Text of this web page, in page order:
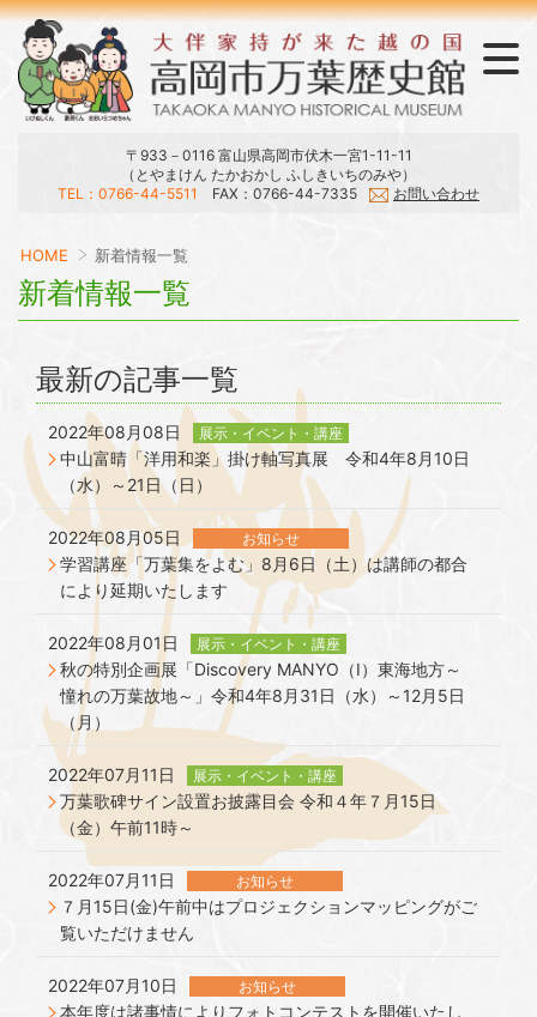
〒933－0116 富山県高岡市伏木一宮1-11-11
（とやまけん たかおかし ふしきいちのみや）
TEL：0766-44-5511
FAX：0766-44-7335 お問い合わせ
展示・庭園・館内マップ
ラウンジ・おみやげ・刊行物
開館日・時間・観覧料
HOME 新着情報一覧
新着情報一覧
最新の記事一覧
2022年08月08日 展示・イベント・講座
中山富晴「洋用和楽」掛け軸写真展 令和4年8月10日
（水）～21日（日）
2022年08月05日 お知らせ
学習講座「万葉集をよむ」8月6日（土）は講師の都合
により延期いたします
2022年08月01日 展示・イベント・講座
秋の特別企画展「Discovery MANYO（Ⅰ）東海地方～
憧れの万葉故地～」令和4年8月31日（水）～12月5日
（月）
2022年07月11日 展示・イベント・講座
万葉歌碑サイン設置お披露目会 令和４年７月15日
（金）午前11時～
2022年07月11日 お知らせ
７月15日(金)午前中はプロジェクションマッピングがご
覧いただけません
2022年07月10日 お知らせ
本年度は諸事情によりフォトコンテストを開催いたし